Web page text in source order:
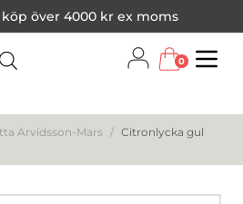
köp över 4000 kr ex moms
0
Arvidsson-Mars / Citronlycka gul